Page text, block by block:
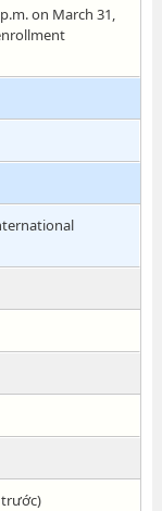
on March 31,
trước)